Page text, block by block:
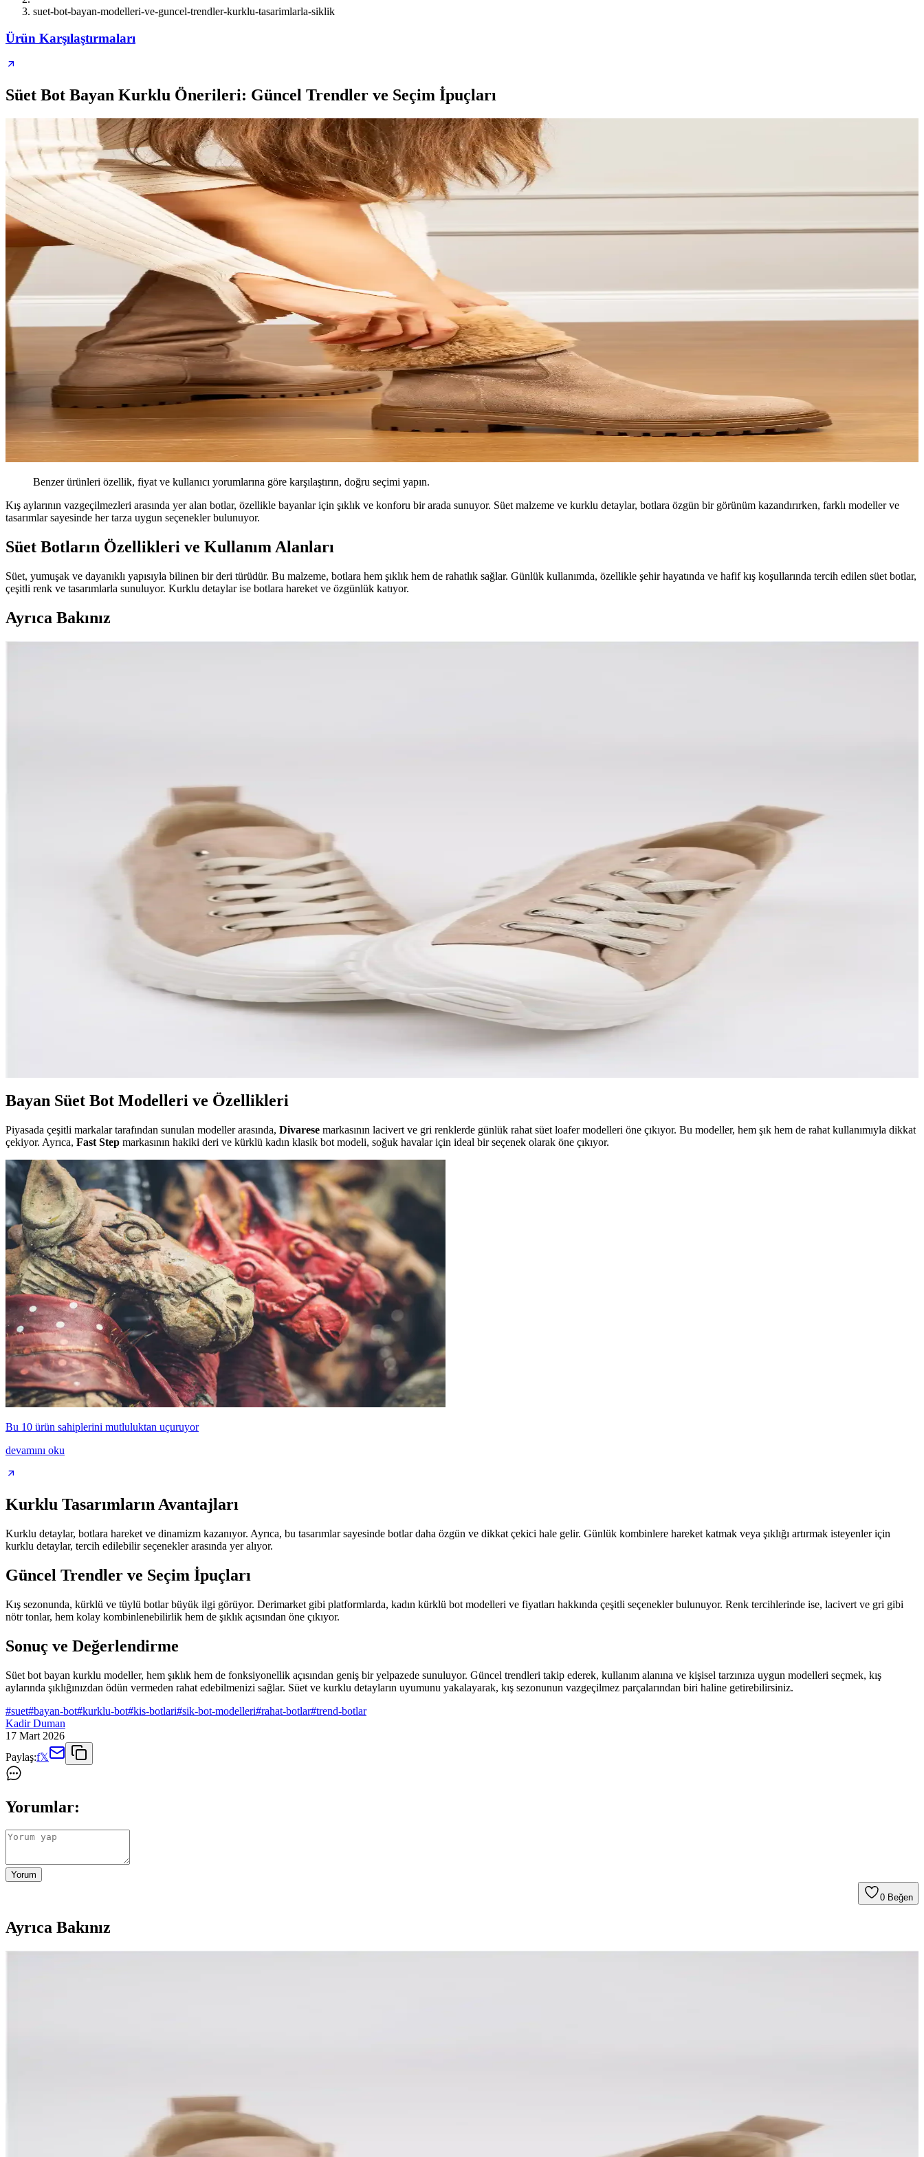
suet-bot-bayan-modelleri-ve-guncel-trendler-kurklu-tasarimlarla-siklik
Ürün Karşılaştırmaları
Süet Bot Bayan Kurklu Önerileri: Güncel Trendler ve Seçim İpuçları
Benzer ürünleri özellik, fiyat ve kullanıcı yorumlarına göre karşılaştırın, doğru seçimi yapın.
Kış aylarının vazgeçilmezleri arasında yer alan botlar, özellikle bayanlar için şıklık ve konforu bir arada sunuyor. Süet malzeme ve kurklu detaylar, botlara özgün bir görünüm kazandırırken, farklı modeller ve
tasarımlar sayesinde her tarza uygun seçenekler bulunuyor.
Süet Botların Özellikleri ve Kullanım Alanları
Süet, yumuşak ve dayanıklı yapısıyla bilinen bir deri türüdür. Bu malzeme, botlara hem şıklık hem de rahatlık sağlar. Günlük kullanımda, özellikle şehir hayatında ve hafif kış koşullarında tercih edilen süet botlar,
çeşitli renk ve tasarımlarla sunuluyor. Kurklu detaylar ise botlara hareket ve özgünlük katıyor.
Ayrıca Bakınız
Süet malzemenin estetik ve fonksiyonel özellikleriyle tasarlanmış dolgu topuklu kadın ayakkabıları, şıklık ve konforu bir arada sunar, günlük ve ofis kullanımı için ideal seçenekler sağlar.
Erkekler İçin Konforlu ve Şık Süet Bot Seçenekleri Günlük ve Özel Kullanım İçin
Erkekler için çeşitli süet bot modelleri, konfor ve şıklık sunar. Bakım ve kullanım ipuçlarıyla botlarınızın ömrünü uzatın, her mevsim stilinizi tamamlayın.
Erkekler İçin Kışlık Süet Mont Modelleri ve Özellikleri Güncel Trendler
Kış aylarında erkekler için uygun, dayanıklı ve şık süet mont modelleri, su geçirmezlik ve izolasyon özellikleriyle öne çıkar. Trendler ve detaylar burada.
Erkek Chelsea Bot Modelleri ve Özellikleri Hakkında Kapsamlı Bilgi
Erkek Chelsea botlar, şıklık ve konforu bir arada sunar. Deri ve süet seçenekleri, kullanım alanları ve seçim ipuçlarıyla ilgili detaylar burada.
Femme Fatale Siena Süet Bot: Şıklık ve Dayanıklılığı Bir Arada Sunan Modern Tasarım
Femme Fatale Siena Süet Bot, şık görünüm ve dayanıklı malzemeleriyle günlük kullanım için ideal, rahat ve modern tasarımıyla tarzınıza uyum sağlar.
Bayan Süet Bot Modelleri ve Özellikleri
Piyasada çeşitli markalar tarafından sunulan modeller arasında, Divarese markasının lacivert ve gri renklerde günlük rahat süet loafer modelleri öne çıkıyor. Bu modeller, hem şık hem de rahat kullanımıyla dikkat
çekiyor. Ayrıca, Fast Step markasının hakiki deri ve kürklü kadın klasik bot modeli, soğuk havalar için ideal bir seçenek olarak öne çıkıyor.
Bu 10 ürün sahiplerini mutluluktan uçuruyor
devamını oku
Kurklu Tasarımların Avantajları
Kurklu detaylar, botlara hareket ve dinamizm kazanıyor. Ayrıca, bu tasarımlar sayesinde botlar daha özgün ve dikkat çekici hale gelir. Günlük kombinlere hareket katmak veya şıklığı artırmak isteyenler için
kurklu detaylar, tercih edilebilir seçenekler arasında yer alıyor.
Güncel Trendler ve Seçim İpuçları
Kış sezonunda, kürklü ve tüylü botlar büyük ilgi görüyor. Derimarket gibi platformlarda, kadın kürklü bot modelleri ve fiyatları hakkında çeşitli seçenekler bulunuyor. Renk tercihlerinde ise, lacivert ve gri gibi
nötr tonlar, hem kolay kombinlenebilirlik hem de şıklık açısından öne çıkıyor.
Sonuç ve Değerlendirme
Süet bot bayan kurklu modeller, hem şıklık hem de fonksiyonellik açısından geniş bir yelpazede sunuluyor. Güncel trendleri takip ederek, kullanım alanına ve kişisel tarzınıza uygun modelleri seçmek, kış
aylarında şıklığınızdan ödün vermeden rahat edebilmenizi sağlar. Süet ve kurklu detayların uyumunu yakalayarak, kış sezonunun vazgeçilmez parçalarından biri haline getirebilirsiniz.
#suet#bayan-bot#kurklu-bot#kis-botlari#sik-bot-modelleri#rahat-botlar#trend-botlar
Kadir Duman
17 Mart 2026
Paylaş:f𝕏
Yorumlar:
Yorum
0 Beğen
Ayrıca Bakınız
Süet malzemenin estetik ve fonksiyonel özellikleriyle tasarlanmış dolgu topuklu kadın ayakkabıları, şıklık ve konforu bir arada sunar, günlük ve ofis kullanımı için ideal seçenekler sağlar.
Erkekler İçin Konforlu ve Şık Süet Bot Seçenekleri Günlük ve Özel Kullanım İçin